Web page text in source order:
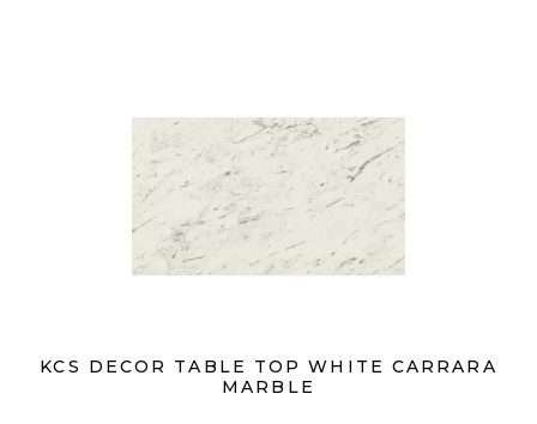
KCS DECOR TABLE TOP WHITE CARRARA
MARBLE